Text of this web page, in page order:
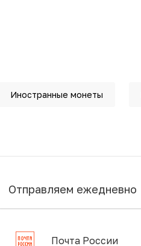
Иностранные монеты
Отправляем ежедневно
Почта России